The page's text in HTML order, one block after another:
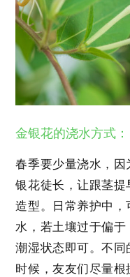
金银花的浇水方式：
春季要少量浇水，
银花徒长，让跟茎
造型。日常养护中
水，若土壤过于偏
潮湿状态即可。不
时候，友友们尽量